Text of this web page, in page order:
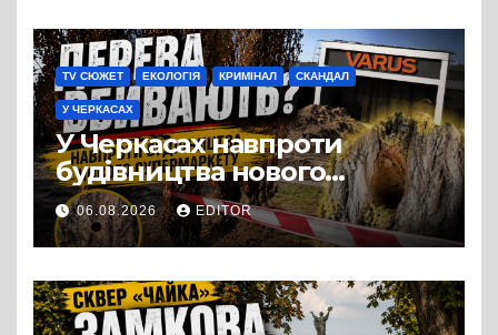
TV СЮЖЕТ ЕКОЛОГІЯ КРИМІНАЛ СКАНДАЛ
У ЧЕРКАСАХ
У Черкасах навпроти
будівництва нового
супермаркету VARUS на
проспекті Перемоги всохли
дерева. І це навряд чи
можна назвати
випадковістю
06.08.2026 EDITOR